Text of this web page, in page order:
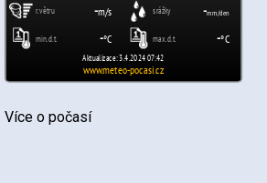
Více o počasí